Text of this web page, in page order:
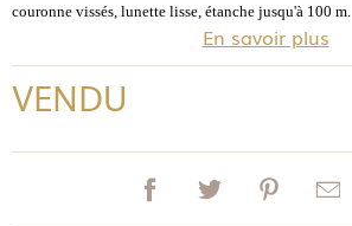
couronne vissés, lunette lisse, étanche jusqu'à 100 m.
En savoir plus
VENDU